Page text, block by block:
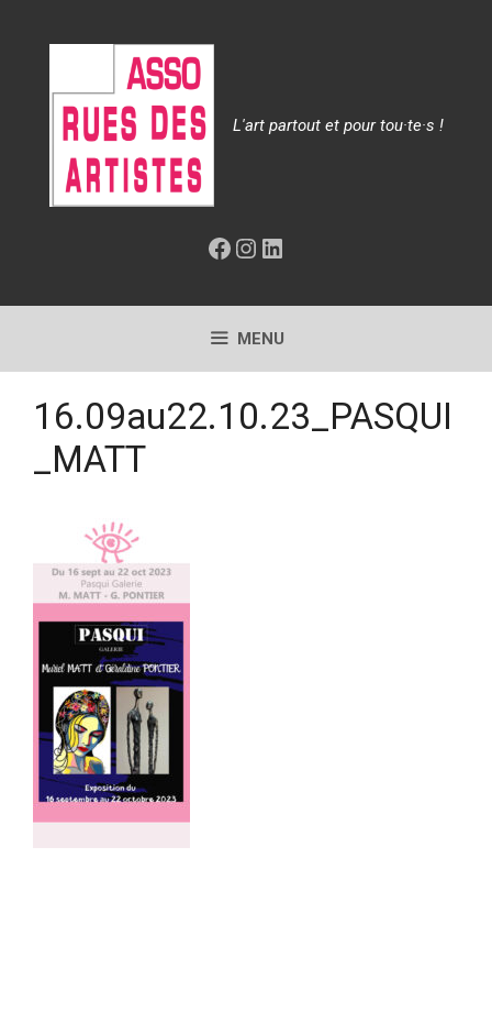
L'art partout et pour tou·te·s !
Facebook
Instagram
LinkedIn
MENU
16.09au22.10.23_PASQUI
_MATT